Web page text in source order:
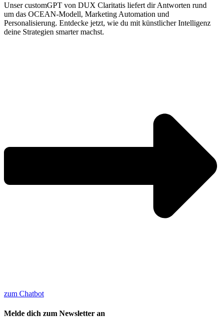
Unser customGPT von DUX Claritatis liefert dir Antworten rund
um das OCEAN-Modell, Marketing Automation und
Personalisierung. Entdecke jetzt, wie du mit künstlicher Intelligenz
deine Strategien smarter machst.
zum Chatbot
Melde dich zum Newsletter an